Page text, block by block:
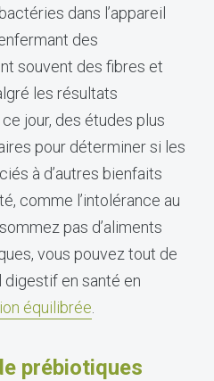
dans l’appareil
des
souvent des fibres et
les résultats
jour, des études plus
pour déterminer si les
à d’autres bienfaits
comme l’intolérance au
pas d’aliments
vous pouvez tout de
digestif en santé en
équilibrée
prébiotiques